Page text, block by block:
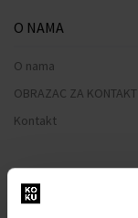
O NAMA
O nama
OBRAZAC ZA KONTAKT
Kontakt
SVE O KUPNJI